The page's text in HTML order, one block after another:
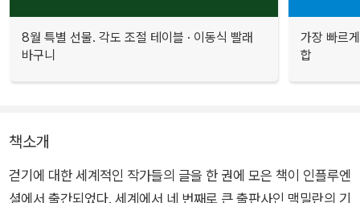
8월 특별 선물. 각도 조절 테이블 · 이동식 빨래
바구니
가장 빠르
합
책소개
걷기에 대한 세계적인 작가들의 글을 한 권에 모은 책이 인플루엔
셜에서 출간되었다. 세계에서 네 번째로 큰 출판사인 맥밀란의 기